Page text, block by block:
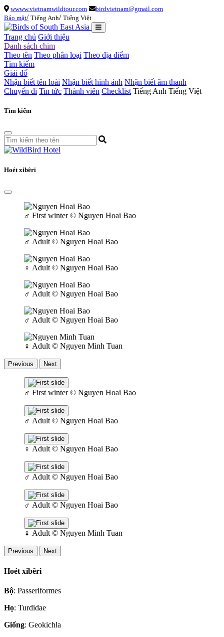
wwww.vietnamwildtour.com
birdvietnam@gmail.com
Bảo mật/ Tiếng Anh/ Tiếng Việt
Trang chủ Giới thiệu
Danh sách chim
Theo tên Theo phân loại Theo địa điểm
Tìm kiếm
Giải đố
Nhận biết tên loài Nhận biết hình ảnh Nhận biết âm thanh
Chuyến đi Tin tức Thành viên Checklist Tiếng Anh Tiếng Việt
Tìm kiếm
Hoét xibêri
♂ First winter © Nguyen Hoai Bao
♂ Adult © Nguyen Hoai Bao
♀ Adult © Nguyen Hoai Bao
♂ Adult © Nguyen Hoai Bao
♂ Adult © Nguyen Hoai Bao
♀ Adult © Nguyen Minh Tuan
Previous Next
♂ First winter © Nguyen Hoai Bao
♂ Adult © Nguyen Hoai Bao
♀ Adult © Nguyen Hoai Bao
♂ Adult © Nguyen Hoai Bao
♂ Adult © Nguyen Hoai Bao
♀ Adult © Nguyen Minh Tuan
Previous Next
Hoét xibêri
Bộ: Passeriformes
Họ: Turdidae
Giống: Geokichla